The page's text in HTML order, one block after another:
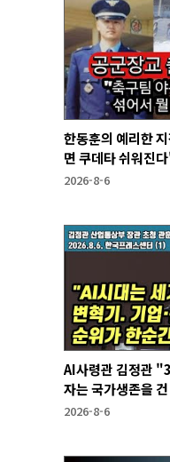
한동훈의 예리한
면 쿠데타 쉬워진
2026-8-6
AI사령관 김정관
자는 국가생존을
2026-8-6